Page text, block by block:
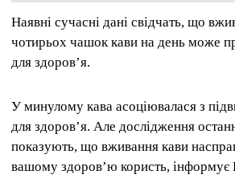
Наявні сучасні дані свідчать, що
чотирьох чашок кави на день може
для здоров’я.
У минулому кава асоціювалася з
для здоров’я. Але дослідження
показують, що вживання кави
вашому здоров’ю користь, інформує